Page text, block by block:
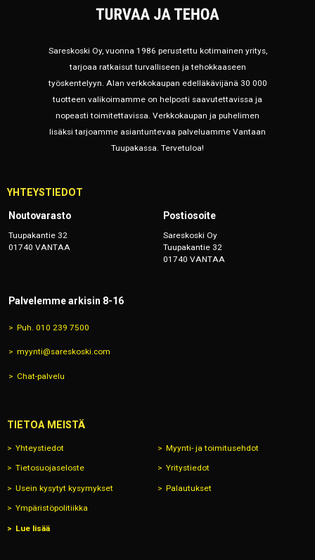
Sareskoski Oy, vuonna 1986 perustettu kotimainen yritys,
tarjoaa ratkaisut turvalliseen ja tehokkaaseen
työskentelyyn. Alan verkkokaupan edelläkävijänä 30 000
tuotteen valikoimamme on helposti saavutettavissa ja
nopeasti toimitettavissa. Verkkokaupan ja puhelimen
lisäksi tarjoamme asiantuntevaa palveluamme Vantaan
Tuupakassa. Tervetuloa!
YHTEYSTIEDOT
Noutovarasto
Tuupakantie 32
01740 VANTAA
Postiosoite
Sareskoski Oy
Tuupakantie 32
01740 VANTAA
Palvelemme arkisin 8-16
Puh. 010 239 7500
myynti@sareskoski.com
Chat-palvelu
TIETOA MEISTÄ
Yhteystiedot Myynti- ja toimitusehdot
Tietosuojaseloste Yritystiedot
Usein kysytyt kysymykset Palautukset
Ympäristöpolitiikka
Lue lisää